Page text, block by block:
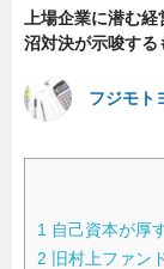
上場企業に潜む
沼対決が示唆する
フジモト
1 自己資本が厚
2 旧村上ファン